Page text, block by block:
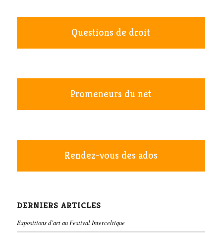
Questions de droit
Promeneurs du net
Rendez-vous des ados
DERNIERS ARTICLES
Expositions d’art au Festival Interceltique